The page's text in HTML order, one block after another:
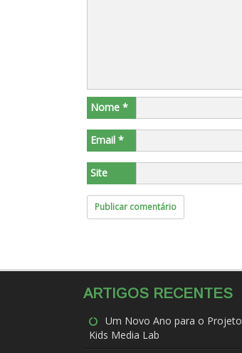
Nome *
Email *
Site
ARTIGOS RECENTES
Um Novo Ano para o Projeto
Kids Media Lab